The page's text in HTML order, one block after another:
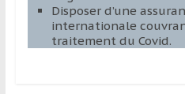
Disposer d’une
internationale
traitement du Covid.